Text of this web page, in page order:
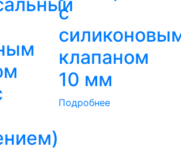
с
клапаном
10 мм
Подробнее